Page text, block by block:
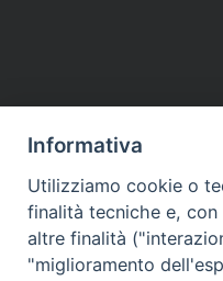
DIOCESI
Contatti:Tel.:
E-mail:
Informativa
Utilizziamo cookie o
finalità tecniche e,
altre finalità
"miglioramento